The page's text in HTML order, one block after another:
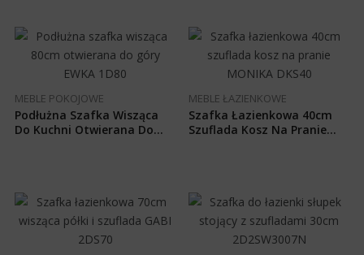
MEBLE POKOJOWE
Podłużna Szafka Wisząca
Do Kuchni Otwierana Do
MEBLE ŁAZIENKOWE
Szafka Łazienkowa 40cm
Szuflada Kosz Na Pranie